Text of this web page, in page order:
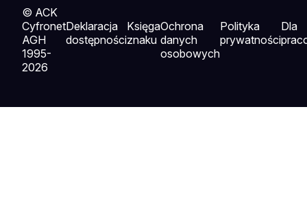
© ACK
Cyfronet
AGH
1995-
2026
Deklaracja
dostępności
Księga
znaku
Ochrona
danych
osobowych
Polityka
prywatności
Dla